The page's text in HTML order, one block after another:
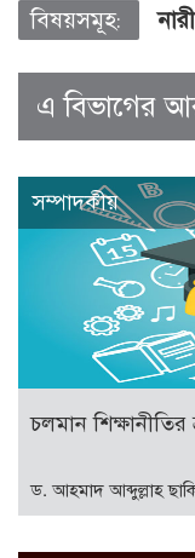
বিষয়সমূহ:
এ বিভাগের
সম্পাদকীয়
চলমান
ড. আহমাদ আব্দুল্লাহ